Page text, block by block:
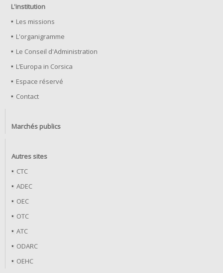
L'institution
Les missions
L'organigramme
Le Conseil d'Administration
L’Europa in Corsica
Espace réservé
Contact
Marchés publics
Autres sites
CTC
ADEC
OEC
OTC
ATC
ODARC
OEHC